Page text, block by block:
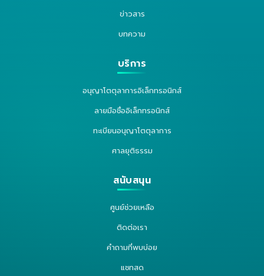
ข่าวสาร
บทความ
บริการ
อนุญาโตตุลาการอิเล็กทรอนิกส์
ลายมือชื่ออิเล็กทรอนิกส์
ทะเบียนอนุญาโตตุลาการ
ศาลยุติธรรม
สนับสนุน
ศูนย์ช่วยเหลือ
ติดต่อเรา
คำถามที่พบบ่อย
แชทสด